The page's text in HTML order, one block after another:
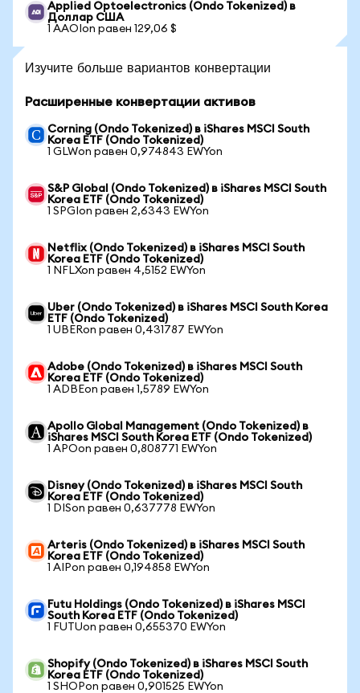
Applied Optoelectronics (Ondo Tokenized) в
Доллар США
1 AAOIon равен 129,06 $
Изучите больше вариантов конвертации
Расширенные конвертации активов
Corning (Ondo Tokenized) в iShares MSCI South
Korea ETF (Ondo Tokenized)
1 GLWon равен 0,974843 EWYon
S&P Global (Ondo Tokenized) в iShares MSCI South
Korea ETF (Ondo Tokenized)
1 SPGIon равен 2,6343 EWYon
Netflix (Ondo Tokenized) в iShares MSCI South
Korea ETF (Ondo Tokenized)
1 NFLXon равен 4,5152 EWYon
Uber (Ondo Tokenized) в iShares MSCI South Korea
ETF (Ondo Tokenized)
1 UBERon равен 0,431787 EWYon
Adobe (Ondo Tokenized) в iShares MSCI South
Korea ETF (Ondo Tokenized)
1 ADBEon равен 1,5789 EWYon
Apollo Global Management (Ondo Tokenized) в
iShares MSCI South Korea ETF (Ondo Tokenized)
1 APOon равен 0,808771 EWYon
Disney (Ondo Tokenized) в iShares MSCI South
Korea ETF (Ondo Tokenized)
1 DISon равен 0,637778 EWYon
Arteris (Ondo Tokenized) в iShares MSCI South
Korea ETF (Ondo Tokenized)
1 AIPon равен 0,194858 EWYon
Futu Holdings (Ondo Tokenized) в iShares MSCI
South Korea ETF (Ondo Tokenized)
1 FUTUon равен 0,655370 EWYon
Shopify (Ondo Tokenized) в iShares MSCI South
Korea ETF (Ondo Tokenized)
1 SHOPon равен 0,901525 EWYon